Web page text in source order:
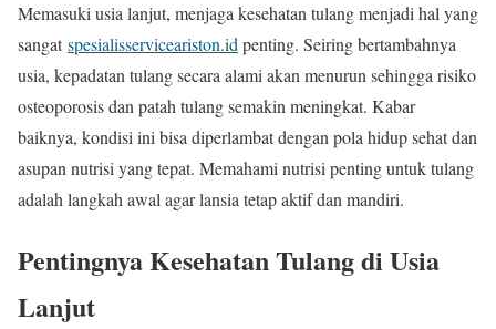
Memasuki usia lanjut, menjaga kesehatan tulang menjadi hal yang
sangatspesialisserviceariston.id penting. Seiring bertambahnya
usia, kepadatan tulang secara alami akan menurun sehingga risiko
osteoporosis dan patah tulang semakin meningkat. Kabar
baiknya, kondisi ini bisa diperlambat dengan pola hidup sehat dan
asupan nutrisi yang tepat. Memahami nutrisi penting untuk tulang
adalah langkah awal agar lansia tetap aktif dan mandiri.
Pentingnya Kesehatan Tulang di Usia
Lanjut